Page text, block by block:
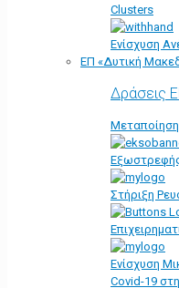
Clusters
Ενίσχυση
ΕΠ «Δυτική
Δράσεις
Στήριξη
Ενίσχυση
Covid-19